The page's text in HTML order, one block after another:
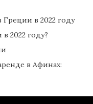
в 2022 году
2022 году?
в Афинах: